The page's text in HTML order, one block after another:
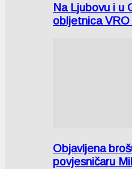
Na Ljubovu i u
obljetnica VRO
Objavljena
povjesničaru